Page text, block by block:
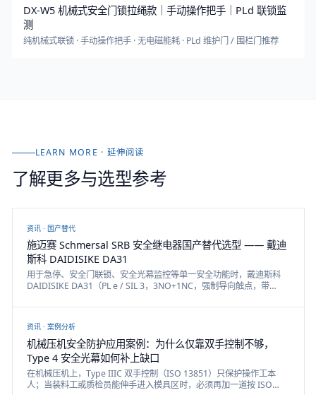
DX-W5 机械式安全门锁拉绳款｜手动操作把手｜PLd 联锁监
测
纯机械式联锁 · 手动操作把手 · 无电磁能耗 · PLd 维护门 / 围栏门推荐
LEARN MORE · 延伸阅读
了解更多与选型参考
资讯 ·国产替代
施迈赛 Schmersal SRB 安全继电器国产替代选型 —— 戴迪
斯科 DAIDISIKE DA31
用于急停、安全门联锁、安全光幕监控等单一安全功能时，戴迪斯科
DAIDISIKE DA31（PL e / SIL 3，3NO+1NC，强制导向触点，带
（SRB301LC / SRB201LC / SRB200 类）的工厂直供替代方案；本文
资讯 ·案例分析
机械压机安全防护应用案例：为什么仅靠双手控制不够，
Type 4 安全光幕如何补上缺口
在机械压机上，Type IIIC 双手控制（ISO 13851）只保护操作工本
人；当装料工或质检员能伸手进入模具区时，必须再加一道按 ISO